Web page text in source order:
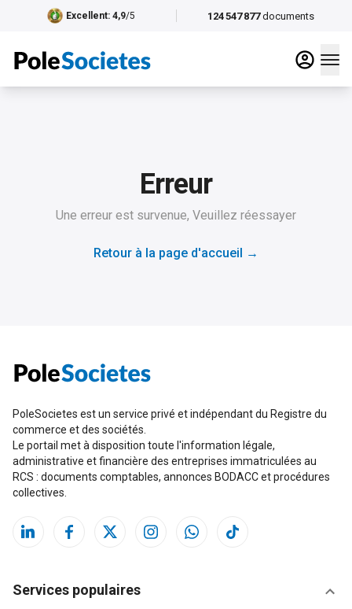
124 547 877 documents
Excellent: 4,9/5
Erreur
Une erreur est survenue, Veuillez réessayer
Retour à la page d'accueil →
PoleSocietes est un service privé et indépendant du Registre du
commerce et des sociétés.
Le portail met à disposition toute l'information légale,
administrative et financière des entreprises immatriculées au
RCS : documents comptables, annonces BODACC et procédures
collectives.
Services populaires